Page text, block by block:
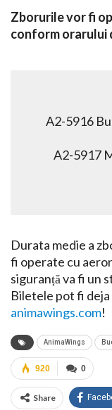
Zborurile vor fi
conform orarului
A2-5916
A2-5917
Durata medie a
fi operate cu
siguranță va fi un
Biletele pot fi
animawings.com!
AnimaWings
0
920
Share